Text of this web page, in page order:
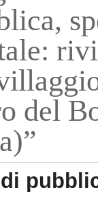
del
di